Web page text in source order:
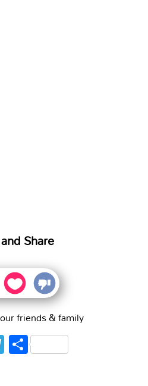
Share
friends & family
Telegram
Share